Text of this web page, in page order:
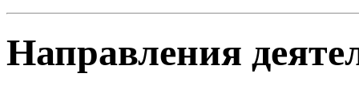
Направления